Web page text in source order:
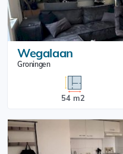
Wegalaan
Groningen
54 m2